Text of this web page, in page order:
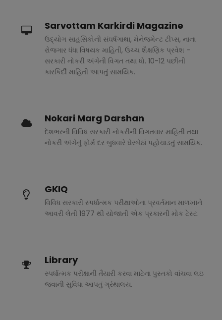
Sarvottam Karkirdi Magazine
ઉદ્યોગ સાહસિકોની સંઘર્ષગાથા, મેનેજમેન્ટ ટીપ્સ, નાના
રોજગાર ધંધા વિષયક માહિતી, ઉચ્ચ શૈક્ષણિક પ્રવેશ -
સરકારી નોકરી અંગેની વિગત તથા ધો. 10-12 પછીની
કારકિર્દી માહિતી આપતું સામયિક.
Nokari Marg Darshan
દેશભરની વિવિધ સરકારી નોકરીની વિગતવાર માહિતી તથા
નોકરી અંગેનું ફોર્મ દર બુધવારે ઘેરબેઠાં પહોચાડતું સામયિક.
GKIQ
વિવિધ સરકારી સ્પર્ધાત્મક પરીક્ષાઓના પ્રવર્તમાન માળખાને
આવરી લેતી 1977 થી યોજાતી એક પ્રકારની મોક ટેસ્ટ.
Library
સ્પર્ધાત્મક પરીક્ષાની તૈયારી કરવા માટેના પુસ્તકો વાંચવા લઇ
જવાની સુવિધા આપતું ગ્રંથાલય.